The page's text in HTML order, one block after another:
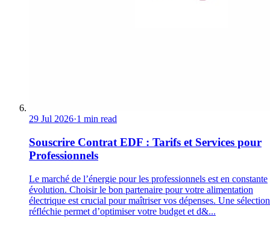
29 Jul 2026·1 min read
Souscrire Contrat EDF : Tarifs et Services pour
Professionnels
Le marché de l’énergie pour les professionnels est en constante
évolution. Choisir le bon partenaire pour votre alimentation
électrique est crucial pour maîtriser vos dépenses. Une sélection
réfléchie permet d’optimiser votre budget et d&...